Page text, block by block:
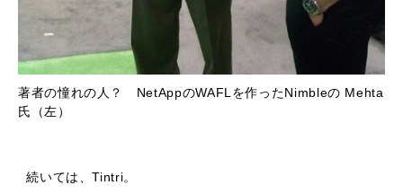
著者の憧れの人？ NetAppのWAFLを作ったNimbleの Mehta
氏（左）
続いては、Tintri。